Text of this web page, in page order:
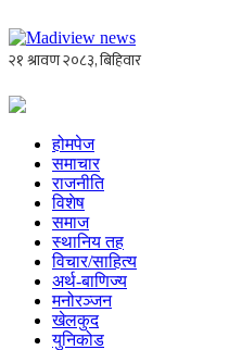
होमपेज
समाचार
राजनीति
विशेष
समाज
स्थानिय तह
विचार/साहित्य
अर्थ-बाणिज्य
मनोरञ्जन
खेलकुद
युनिकोड